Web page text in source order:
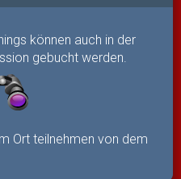
können auch in der
gebucht werden.
Ort teilnehmen von dem